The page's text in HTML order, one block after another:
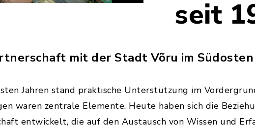
seit
mit der Stadt Võru im
Jahren stand praktische Unterstützung im
waren zentrale Elemente. Heute haben sich die
entwickelt, die auf den Austausch von Wissen und